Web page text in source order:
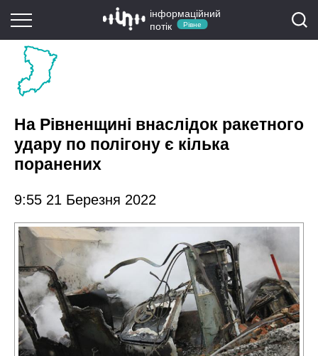
інформаційний
потік
Рівне
На Рівненщині внаслідок ракетного
удару по полігону є кілька
поранених
9:55 21 Березня 2022